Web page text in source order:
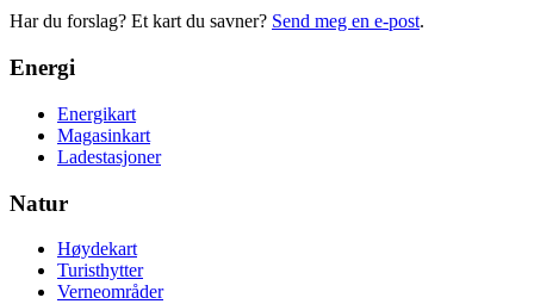
Har du forslag? Et kart du savner? Send meg en e-post.
Energi
Energikart
Magasinkart
Ladestasjoner
Natur
Høydekart
Turisthytter
Verneområder